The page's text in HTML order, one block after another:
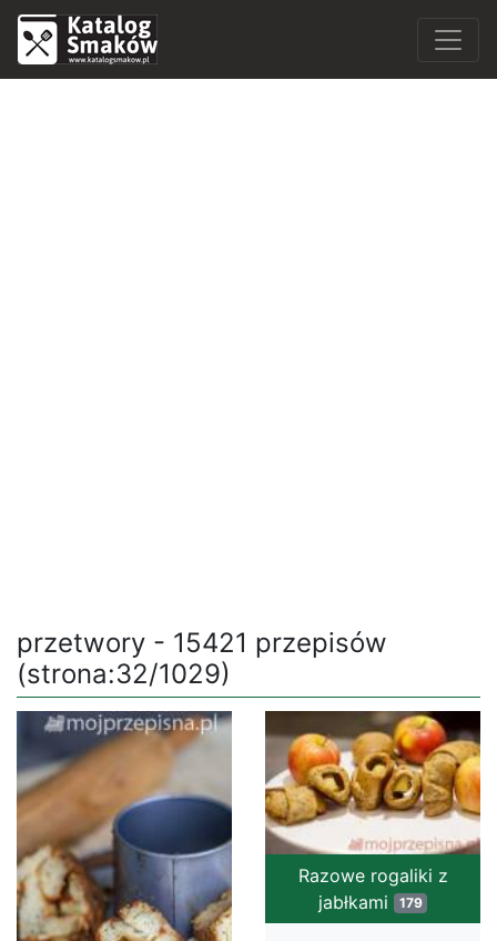
przetwory - 15421 przepisów
(strona:32/1029)
Razowe rogaliki z
jabłkami
179